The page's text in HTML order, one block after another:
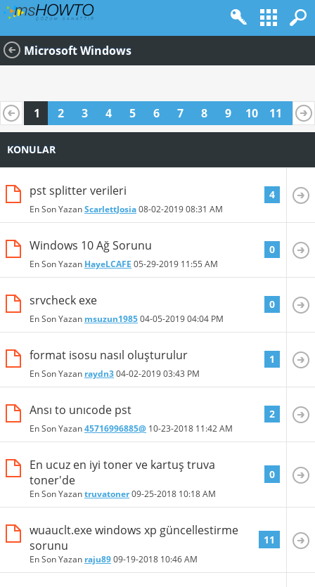
Microsoft Windows
1 2 3 4 5 6 7 8 9 10 11
12
KONULAR
pst splitter verileri
En Son YazanScarlettJosia08-02-201908:31 AM
4
Windows 10 Ağ Sorunu
En Son Yazan HayeLCAFE 05-29-2019 11:55 AM
0
srvcheck exe
En Son Yazan msuzun198504-05-201904:04 PM
0
format isosu nasıl oluşturulur
En Son Yazan raydn304-02-201903:43 PM
1
Ansı to unıcode pst
En Son Yazan45716996885@ 10-23-2018 11:42 AM
2
En ucuz en iyi toner ve kartuş truva
toner'de
En Son Yazantruvatoner09-25-2018 10:18 AM
0
wuauclt.exe windows xp güncellestirme
sorunu
En Son Yazan raju8909-19-2018 10:46 AM
11